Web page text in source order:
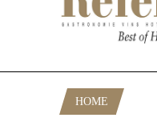
HOME